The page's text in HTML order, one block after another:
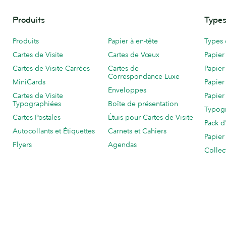
Produits
Produits
Cartes de Visite
Cartes de Visite Carrées
MiniCards
Cartes de Visite
Typographiées
Cartes Postales
Autocollants et Étiquettes
Flyers
Papier à en-tête
Cartes de Vœux
Cartes de
Correspondance Luxe
Enveloppes
Boîte de présentation
Étuis pour Cartes de Visite
Carnets et Cahiers
Agendas
Pack